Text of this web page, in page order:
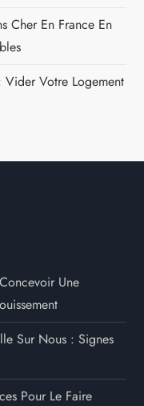
Cher En France En
Vider Votre Logement
Une
Sur Nous : Signes
Pour Le Faire